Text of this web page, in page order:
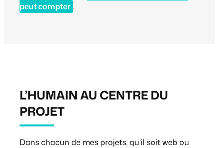
peut compter .
L’HUMAIN AU CENTRE DU
PROJET
Dans chacun de mes projets, qu’il soit web ou